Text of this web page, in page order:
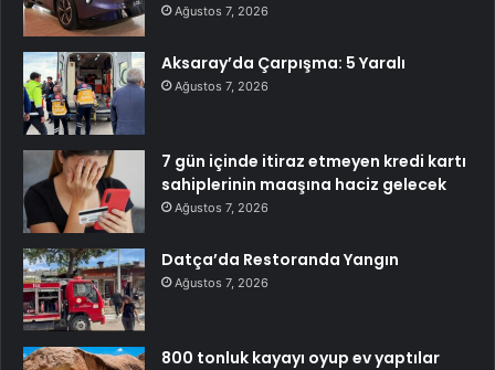
Ağustos 7, 2026
Aksaray’da Çarpışma: 5 Yaralı
Ağustos 7, 2026
7 gün içinde itiraz etmeyen kredi kartı
sahiplerinin maaşına haciz gelecek
Ağustos 7, 2026
Datça’da Restoranda Yangın
Ağustos 7, 2026
800 tonluk kayayı oyup ev yaptılar